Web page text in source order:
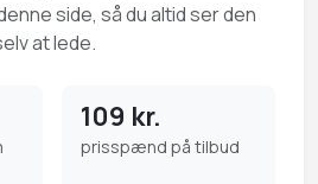
side, så du altid ser den
at lede.
109 kr.
prisspænd på tilbud